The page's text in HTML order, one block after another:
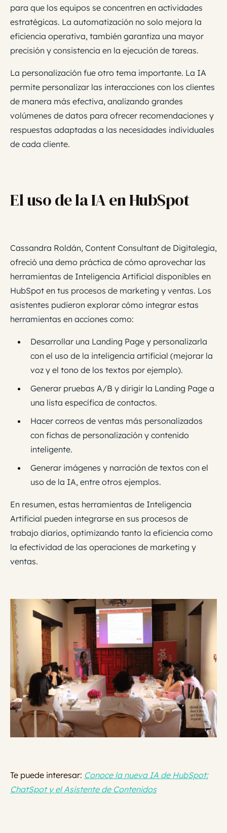
para que los equipos se concentren en actividades
estratégicas. La automatización no solo mejora la
eficiencia operativa, también garantiza una mayor
precisión y consistencia en la ejecución de tareas.
La personalización fue otro tema importante. La IA
permite personalizar las interacciones con los clientes
de manera más efectiva, analizando grandes
volúmenes de datos para ofrecer recomendaciones y
respuestas adaptadas a las necesidades individuales
de cada cliente.
El uso de la IA en HubSpot
Cassandra Roldán, Content Consultant de Digitalegia,
ofreció una demo práctica de cómo aprovechar las
herramientas de Inteligencia Artificial disponibles en
HubSpot en tus procesos de marketing y ventas. Los
asistentes pudieron explorar cómo integrar estas
herramientas en acciones como:
Desarrollar una Landing Page y personalizarla
con el uso de la inteligencia artificial (mejorar la
voz y el tono de los textos por ejemplo).
Generar pruebas A/B y dirigir la Landing Page a
una lista específica de contactos.
Hacer correos de ventas más personalizados
con fichas de personalización y contenido
inteligente.
Generar imágenes y narración de textos con el
uso de la IA, entre otros ejemplos.
En resumen, estas herramientas de Inteligencia
Artificial pueden integrarse en sus procesos de
trabajo diarios, optimizando tanto la eficiencia como
la efectividad de las operaciones de marketing y
ventas.
Te puede interesar: Conoce la nueva IA de HubSpot:
ChatSpot y el Asistente de Contenidos